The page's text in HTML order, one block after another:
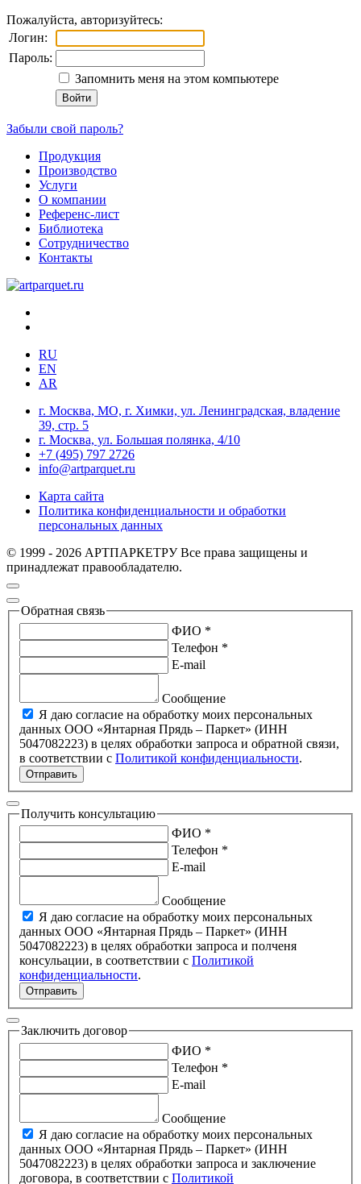
Пожалуйста, авторизуйтесь:
Логин:
Пароль:
Запомнить меня на этом компьютере
Забыли свой пароль?
Продукция
Производство
Услуги
О компании
Референс-лист
Библиотека
Сотрудничество
Контакты
RU
EN
AR
г. Москва, МО, г. Химки, ул. Ленинградская, владение
39, стр. 5
г. Москва, ул. Большая полянка, 4/10
+7 (495) 797 2726
info@artparquet.ru
Карта сайта
Политика конфиденциальности и обработки
персональных данных
© 1999 - 2026 АРТПАРКЕТРУ Все права защищены и
принадлежат правообладателю.
Обратная связь
ФИО *
Телефон *
E-mail
Сообщение
Я даю согласие на обработку моих персональных
данных ООО «Янтарная Прядь – Паркет» (ИНН
5047082223) в целях обработки запроса и обратной связи,
в соответствии с Политикой конфиденциальности.
Отправить
Получить консультацию
ФИО *
Телефон *
E-mail
Сообщение
Я даю согласие на обработку моих персональных
данных ООО «Янтарная Прядь – Паркет» (ИНН
5047082223) в целях обработки запроса и полченя
консульации, в соответствии с Политикой
конфиденциальности.
Отправить
Заключить договор
ФИО *
Телефон *
E-mail
Сообщение
Я даю согласие на обработку моих персональных
данных ООО «Янтарная Прядь – Паркет» (ИНН
5047082223) в целях обработки запроса и заключение
договора, в соответствии с Политикой